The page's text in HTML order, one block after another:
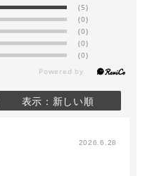
(5)
(0)
(0)
(0)
(0)
表示：新しい順
2026.6.28